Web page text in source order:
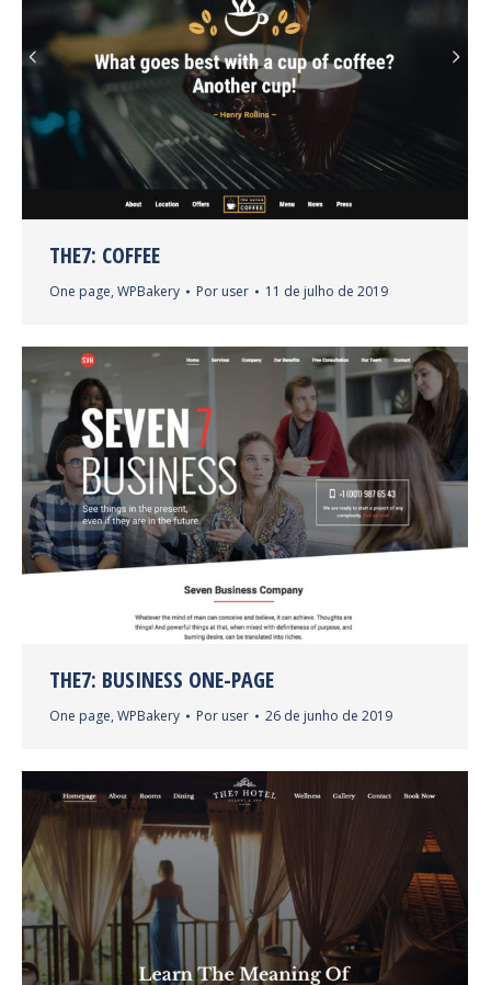
THE7: COFFEE
One page, WPBakery Por user 11 de julho de 2019
THE7: BUSINESS ONE-PAGE
One page, WPBakery Por user 26 de junho de 2019